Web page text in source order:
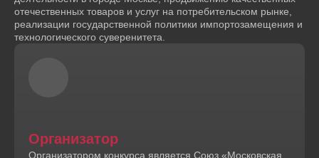
отечественных товаров и услуг на потребительском рынке,
реализации государственной политики импортозамещения и
технологического суверенитета.
Организатор
Организатором конкурса является Союз «Московская